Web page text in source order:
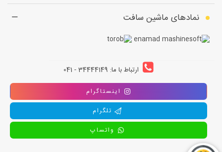
نمادهای ماشین سافت
ارتباط با ما: 34444149 - 041
اینستاگرام
تلگرام
واتساپ